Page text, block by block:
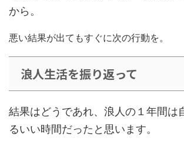
から。
悪い結果が出てもすぐに次の行動を。
浪人生活を振り返って
結果はどうであれ、浪人の１年間は
るいい時間だったと思います。